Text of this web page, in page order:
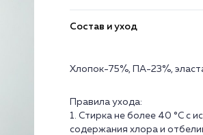
Состав и уход
Хлопок-75%, ПА-23%,
Правила ухода:
1. Стирка не более 40 °C с
содержания хлора и